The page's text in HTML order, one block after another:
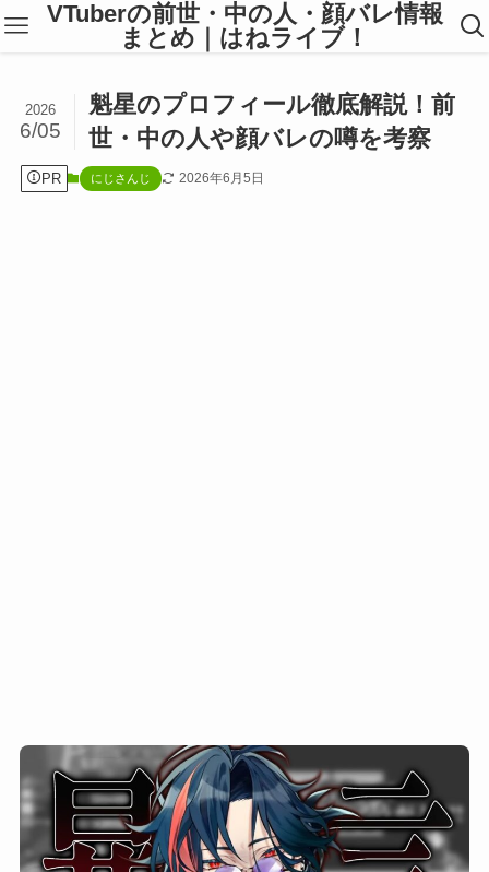
VTuberの前世・中の人・顔バレ情報
まとめ｜はねライブ！
魁星のプロフィール徹底解説！前
世・中の人や顔バレの噂を考察
2026
6/05
PR にじさんじ 2026年6月5日